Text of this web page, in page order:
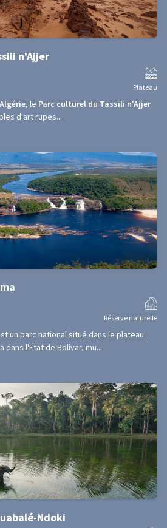
n'Ajjer
Plateau
, le Parc culturel du Tassili n'Ajjer
d'art rupes...
Réserve naturelle
un parc national situé dans le plateau
dans l'État de Bolívar, mu...
Ndoki